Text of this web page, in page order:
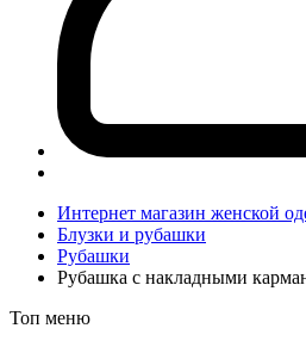
Интернет магазин женской
Блузки и рубашки
Рубашки
Рубашка с накладными
Топ меню